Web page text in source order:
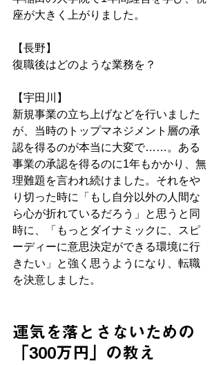
座が大きく上がりました。
【長野】
復職後はどのような業務を？
【宇田川】
新規事業の立ち上げなどを行いました
が、当時のトップマネジメント層の承
認を得るのが本当に大変で……。ある
事業の承認を得るのに1年もかかり、無
理難題を言われ続けました。それをや
り切った時に「もし自分以外の人間な
ら心が折れているだろう」と思うと同
時に、「もっとダイナミックに、スピ
ーディーに意思決定ができる環境に行
きたい」と強く思うようになり、転職
を決意しました。
運気を落とさないための
「300万円」の教え